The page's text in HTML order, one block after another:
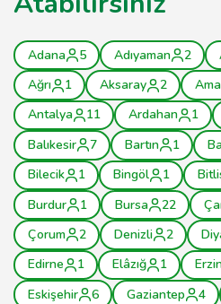
Adana 5 Adıyaman 2
Ağrı
1 Aksaray 2
Antalya
11 Ardahan 1
Balıkesir
7 Bartın 1
Bilecik
1 Bingöl 1
Burdur
1 Bursa 22
Çorum
2 Denizli 2
Edirne
1 Elâzığ 1
Eskişehir
6 Gaziantep 4